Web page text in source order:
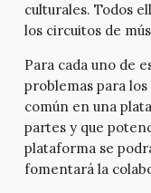
culturales. Todos
los circuitos de
Para cada uno de
problemas para los
común en una
partes y que
plataforma se
fomentará la